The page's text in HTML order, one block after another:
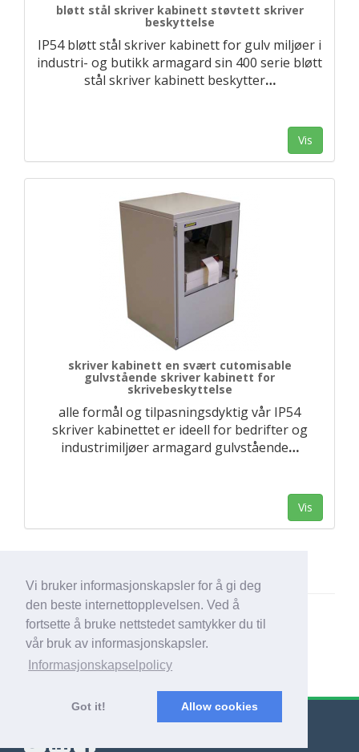
Vi bruker informasjonskapsler for å gi deg
den beste internettopplevelsen. Ved å
fortsette å bruke nettstedet samtykker du til
vår bruk av informasjonskapsler.
Informasjonskapselpolicy
Got it! Allow cookies
bløtt stål skriver kabinett støvtett skriver
beskyttelse
IP54 bløtt stål skriver kabinett for gulv miljøer i
industri- og butikk armagard sin 400 serie bløtt
stål skriver kabinett beskytter…
Vis
skriver kabinett en svært cutomisable
gulvstående skriver kabinett for
skrivebeskyttelse
alle formål og tilpasningsdyktig vår IP54
skriver kabinettet er ideell for bedrifter og
industrimiljøer armagard gulvstående…
Vis
© Export Worldwide 2026